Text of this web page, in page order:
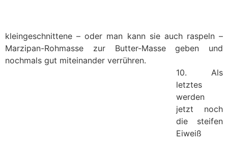
kleingeschnittene – oder man kann sie auch raspeln –
Marzipan-Rohmasse zur Butter-Masse geben und
nochmals gut miteinander verrühren.
10. Als
letztes
werden
jetzt noch
die steifen
Eiweiß